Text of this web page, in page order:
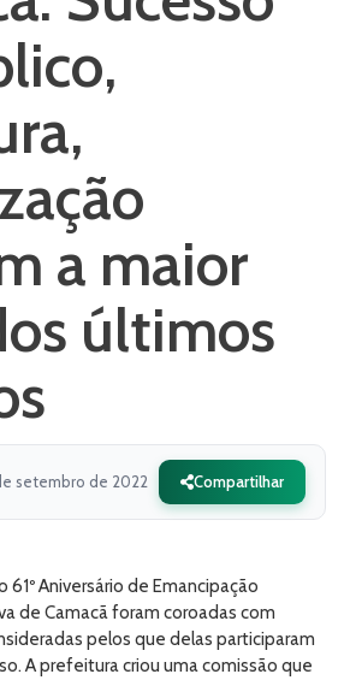
a maior
últimos
setembro de 2022 Compartilhar
Aniversário de Emancipação
de Camacã foram coroadas com
pelos que delas participaram
A prefeitura criou uma comissão que